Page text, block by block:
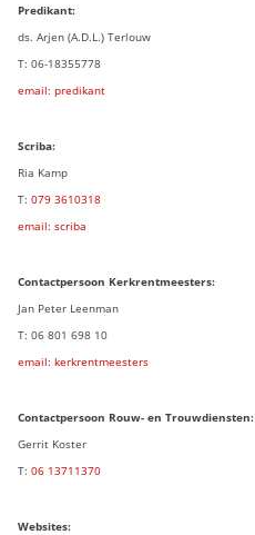
Predikant:
ds. Arjen (A.D.L.) Terlouw
T: 06-18355778
email: predikant
Scriba:
Ria Kamp
T: 079 3610318
email: scriba
Contactpersoon Kerkrentmeesters:
Jan Peter Leenman
T: 06 801 698 10
email: kerkrentmeesters
Contactpersoon Rouw- en Trouwdiensten:
Gerrit Koster
T: 06 13711370
Websites: